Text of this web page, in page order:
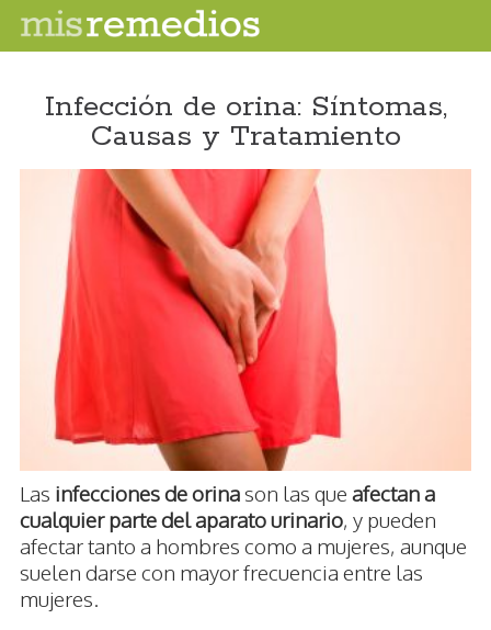
Infección de orina: Síntomas,
Causas y Tratamiento
Las infecciones de orinason las que afectan a
cualquier parte del aparato urinario, y pueden
afectar tanto a hombres como a mujeres, aunque
suelen darse con mayor frecuencia entre las
mujeres.